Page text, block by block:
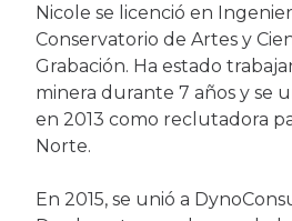
Nicole se licenció en
Conservatorio de Artes y
Grabación. Ha estado
minera durante 7 años y se
en 2013 como reclutadora
Norte.
En 2015, se unió a